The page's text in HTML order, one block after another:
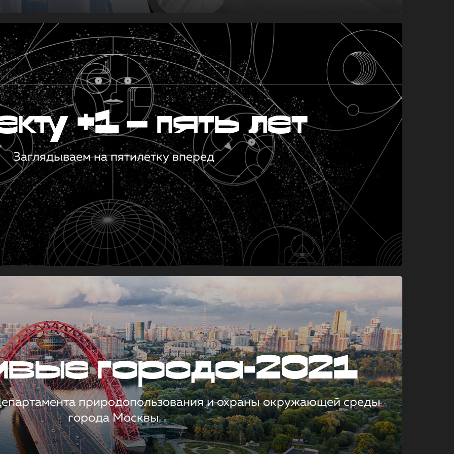
+1 — пять лет
Заглядываем на пятилетку вперед
города-2021
природопользования и охраны окружающей среды
города Москвы